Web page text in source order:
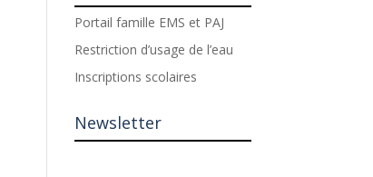
Portail famille EMS et PAJ
Restriction d’usage de l’eau
Inscriptions scolaires
Newsletter